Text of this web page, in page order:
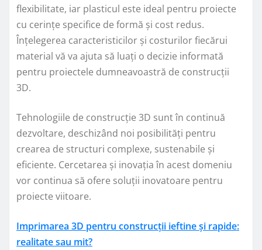
flexibilitate, iar plasticul este ideal pentru proiecte
cu cerințe specifice de formă și cost redus.
Înțelegerea caracteristicilor și costurilor fiecărui
material vă va ajuta să luați o decizie informată
pentru proiectele dumneavoastră de construcții
3D.
Tehnologiile de construcție 3D sunt în continuă
dezvoltare, deschizând noi posibilități pentru
crearea de structuri complexe, sustenabile și
eficiente. Cercetarea și inovația în acest domeniu
vor continua să ofere soluții inovatoare pentru
proiecte viitoare.
Imprimarea 3D pentru construcții ieftine și rapide:
realitate sau mit?